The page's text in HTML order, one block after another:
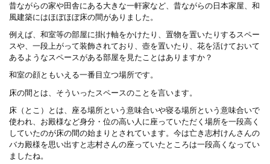
昔ながらの家や田舎にある大きな一軒家など、昔ながらの日本家屋、和
風建築にはほぼほぼ床の間がありました。
例えば、和室等の部屋に掛け軸をかけたり、置物を置いたりするスペー
スや、一段上がって装飾されており、壺を置いたり、花を活けておいて
あるようなスペースがある部屋を見たことはありますか？
和室の顔ともいえる一番目立つ場所です。
床の間とは、そういったスペースのことを言います。
床（とこ）とは、座る場所という意味合いや寝る場所という意味合いで
使われ、お殿様など身分・位の高い人に座っていただく場所を一段高く
していたのが床の間の始まりとされています。今は亡き志村けんさんの
バカ殿様を思い出すと志村さんの座っていたところは一段高くなってい
ましたね。